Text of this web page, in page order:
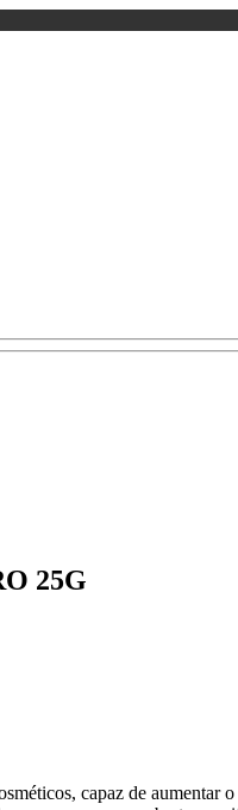
25G
capaz de aumentar